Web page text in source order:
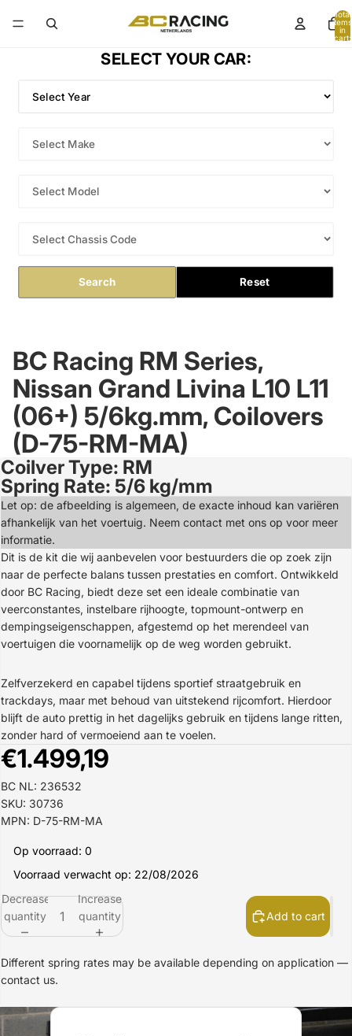
Total
items
in
cart:
SELECT YOUR CAR:
Search Reset
BC Racing RM Series,
Nissan Grand Livina L10 L11
(06+) 5/6kg.mm, Coilovers
(D-75-RM-MA)
Open
image
in
full
screen
Coilver Type: RM
Spring Rate: 5/6 kg/mm
Let op: de afbeelding is algemeen, de exacte inhoud kan variëren
afhankelijk van het voertuig. Neem contact met ons op voor meer
informatie.
Dit is de kit die wij aanbevelen voor bestuurders die op zoek zijn
naar de perfecte balans tussen prestaties en comfort. Ontwikkeld
door BC Racing, biedt deze set een ideale combinatie van
veerconstantes, instelbare rijhoogte, topmount-ontwerp en
dempingseigenschappen, afgestemd op het merendeel van
voertuigen die voornamelijk op de weg worden gebruikt.
Zelfverzekerd en capabel tijdens sportief straatgebruik en
trackdays, maar met behoud van uitstekend rijcomfort. Hierdoor
blijft de auto prettig in het dagelijks gebruik en tijdens lange ritten,
zonder hard of vermoeiend aan te voelen.
€1.499,19
BC NL: 236532
SKU: 30736
MPN: D-75-RM-MA
Op voorraad: 0
Voorraad verwacht op: 22/08/2026
Decrease
quantity
Increase
quantity
Add to cart
Different spring rates may be available depending on application —
contact us.